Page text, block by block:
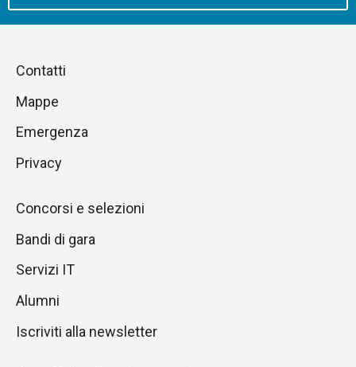
Salta
sezione
Piè
di
pagina
Contatti
Mappe
Emergenza
Privacy
Concorsi e selezioni
Bandi di gara
Servizi IT
Alumni
Iscriviti alla newsletter